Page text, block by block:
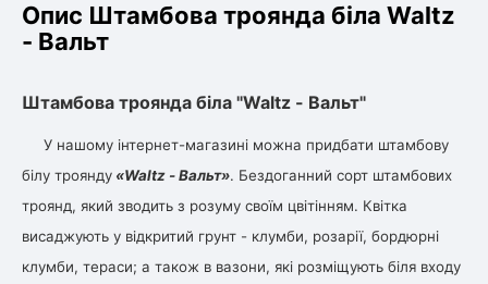
Опис Штамбова троянда біла Waltz
- Вальт
Штамбова троянда біла "Waltz - Вальт"
У нашому інтернет-магазині можна придбати штамбову
білу троянду «Waltz - Вальт». Бездоганний сорт штамбових
троянд, який зводить з розуму своїм цвітінням. Квітка
висаджують у відкритий грунт - клумби, розарії, бордюрні
клумби, тераси; а також в вазони, які розміщують біля входу